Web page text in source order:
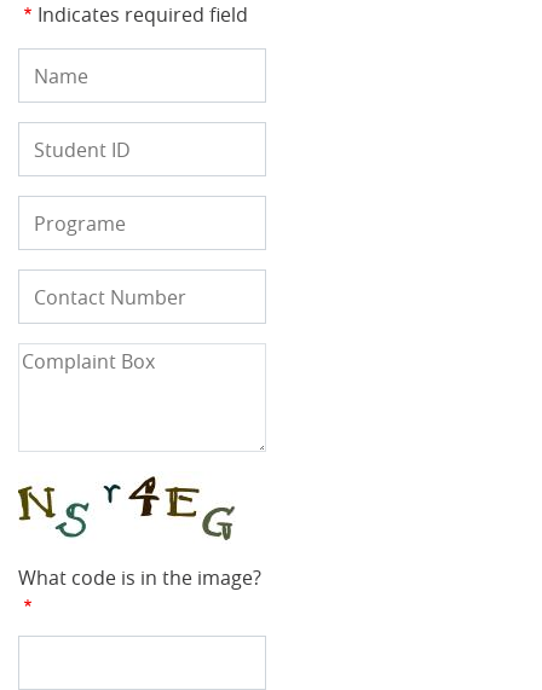
Indicates required field
Name
Student
ID
Programe
Contact
Number
फ़ोन
Complaint
What code is in the image?